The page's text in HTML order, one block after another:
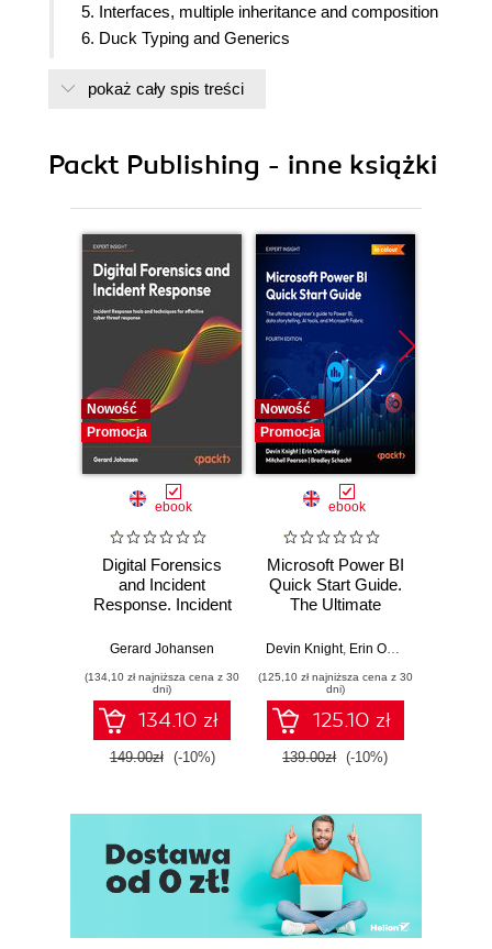
5. Interfaces, multiple inheritance and composition
6. Duck Typing and Generics
8. Taking full advantage of Object Oriented
pokaż cały spis treści
Packt Publishing - inne książki
Nowość
Promocja
ebook
Digital Forensics
and Incident
Response. Incident
and techniques for
threat response -
Fourth Edition
Gerard Johansen
(134,10 zł najniższa cena z 30
dni)
134.10 zł
149.00zł (-10%)
Nowość
Promocja
ebook
Microsoft Power BI
Quick Start Guide.
The Ultimate
to Power BI, Data
Tools, and
Microsoft Fabric -
Fourth Edition
Devin Knight, Erin Ostrowsky
(125,10 zł najniższa cena z 30
dni)
125.10 zł
139.00zł (-10%)